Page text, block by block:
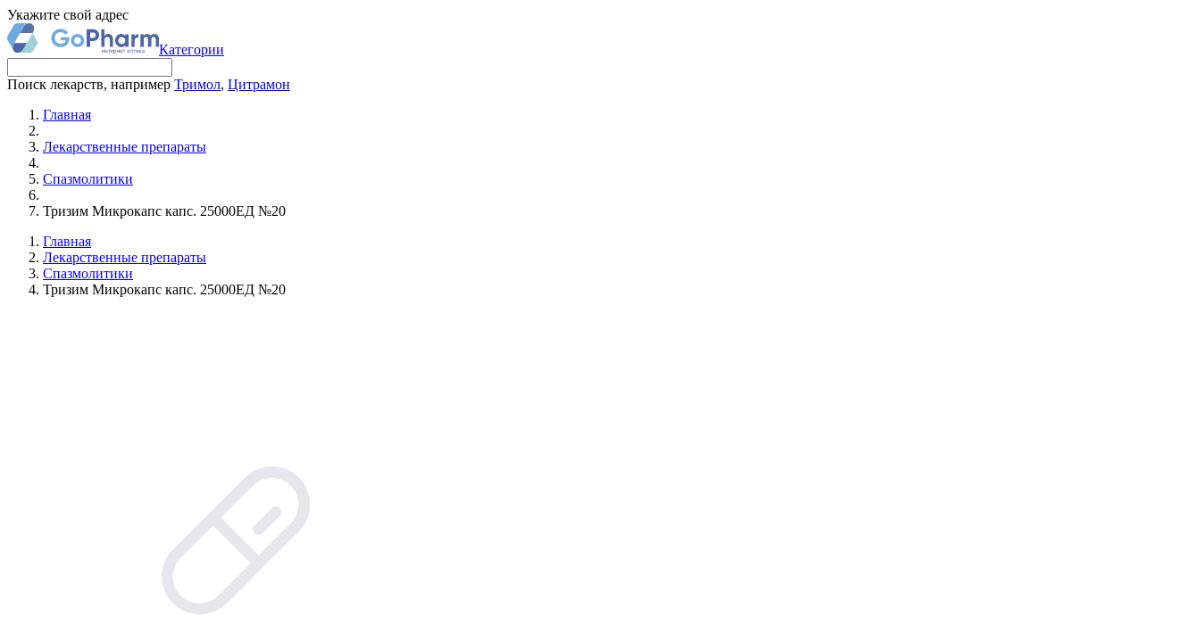
Укажите свой адрес
Категории
Поиск лекарств, например Тримол, Цитрамон
Главная
Лекарственные препараты
Спазмолитики
Тризим Микрокапс капс. 25000ЕД №20
Главная
Лекарственные препараты
Спазмолитики
Тризим Микрокапс капс. 25000ЕД №20